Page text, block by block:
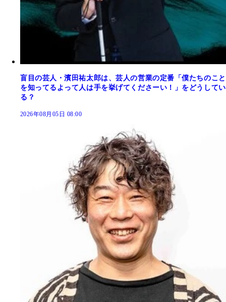
盲目の芸人・濱田祐太郎は、芸人の営業の定番「僕たちのこと
を知ってるよって人は手を挙げてくださーい！」をどうしてい
る？
2026年08月05日 08:00